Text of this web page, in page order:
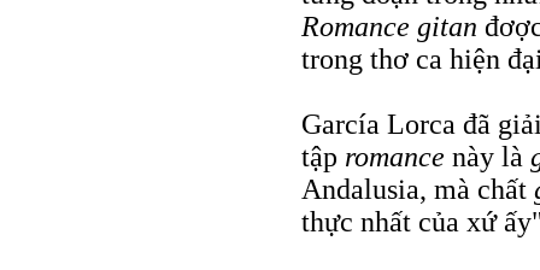
Romance gitan
trong thơ ca hiện
García Lorca đã
tập romance này là
Andalusia, mà chất
thực nhất của xứ